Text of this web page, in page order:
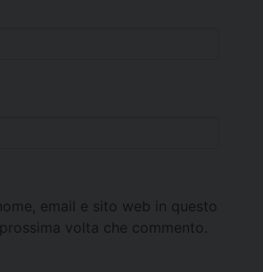
email e sito web in questo
volta che commento.